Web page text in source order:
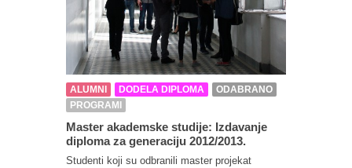
ALUMNI DODELA DIPLOMA
ODABRANO
PROGRAMI
Master akademske studije: Izdavanje
diploma za generaciju 2012/2013.
Studenti koji su odbranili master projekat